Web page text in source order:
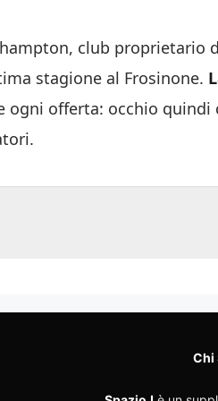
club proprietario
stagione al Frosinone.
ogni offerta: occhio
Chi